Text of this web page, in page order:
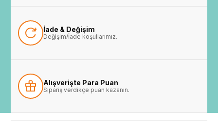
İade & Değişim
Değişim/İade koşullarımız.
Alışverişte Para Puan
Sipariş verdikçe puan kazanın.